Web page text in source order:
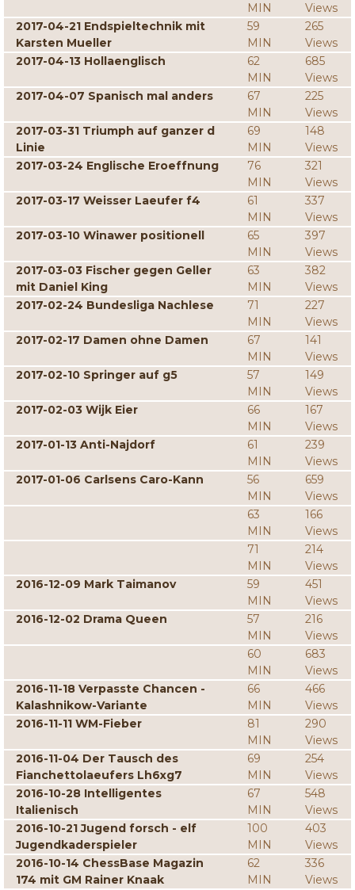
MIN
Views
2017-04-21 Endspieltechnik mit
Karsten Mueller
59
MIN
265
Views
2017-04-13 Hollaenglisch
62
MIN
685
Views
2017-04-07 Spanisch mal anders
67
MIN
225
Views
2017-03-31 Triumph auf ganzer d
Linie
69
MIN
148
Views
2017-03-24 Englische Eroeffnung
76
MIN
321
Views
2017-03-17 Weisser Laeufer f4
61
MIN
337
Views
2017-03-10 Winawer positionell
65
MIN
397
Views
2017-03-03 Fischer gegen Geller
mit Daniel King
63
MIN
382
Views
2017-02-24 Bundesliga Nachlese
71
MIN
227
Views
2017-02-17 Damen ohne Damen
67
MIN
141
Views
2017-02-10 Springer auf g5
57
MIN
149
Views
2017-02-03 Wijk Eier
66
MIN
167
Views
2017-01-13 Anti-Najdorf
61
MIN
239
Views
2017-01-06 Carlsens Caro-Kann
56
MIN
659
Views
63
MIN
166
Views
71
MIN
214
Views
2016-12-09 Mark Taimanov
59
MIN
451
Views
2016-12-02 Drama Queen
57
MIN
216
Views
60
MIN
683
Views
2016-11-18 Verpasste Chancen -
Kalashnikow-Variante
66
MIN
466
Views
2016-11-11 WM-Fieber
81
MIN
290
Views
2016-11-04 Der Tausch des
Fianchettolaeufers Lh6xg7
69
MIN
254
Views
2016-10-28 Intelligentes
Italienisch
67
MIN
548
Views
2016-10-21 Jugend forsch - elf
Jugendkaderspieler
100
MIN
403
Views
2016-10-14 ChessBase Magazin
174 mit GM Rainer Knaak
62
MIN
336
Views